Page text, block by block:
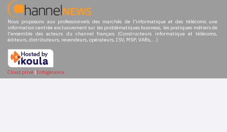
Nous proposons aux professionnels des marchés de l'informatique et des télécoms une
information centrée exclusivement sur les problématiques business, les pratiques métiers de
l'ensemble des acteurs du channel français (Constructeurs informatique et télécoms,
éditeurs, distributeurs, revendeurs, opérateurs, ISV, MSP, VARs,...)
Cloud privé | Infogérance